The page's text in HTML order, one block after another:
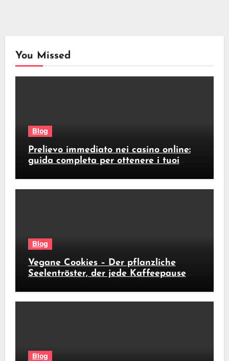
You Missed
Blog
Prelievo immediato nei casino online:
guida completa per ottenere i tuoi
Blog
Vegane Cookies – Der pflanzliche
Seelentröster, der jede Kaffeepause
Blog